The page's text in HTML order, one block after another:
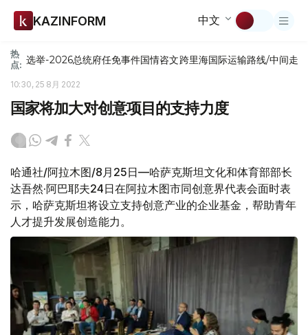
KAZINFORM 中文
热
点: 选举-2026总统府任免事件国情咨文跨里海国际运输路线/中间走廊
10:30, 25 8月 2022
国家将加大对创意项目的支持力度
哈通社/阿拉木图/8月25日—哈萨克斯坦文化和体育部部长
达吾然·阿巴耶夫24日在阿拉木图市同创意界代表会面时表
示，哈萨克斯坦将设立支持创意产业的企业基金，帮助青年
人才提升发展创造能力。